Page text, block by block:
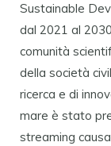
Sustainable
dal 2021 al
comunità
della società
ricerca e di
mare è stato
streaming